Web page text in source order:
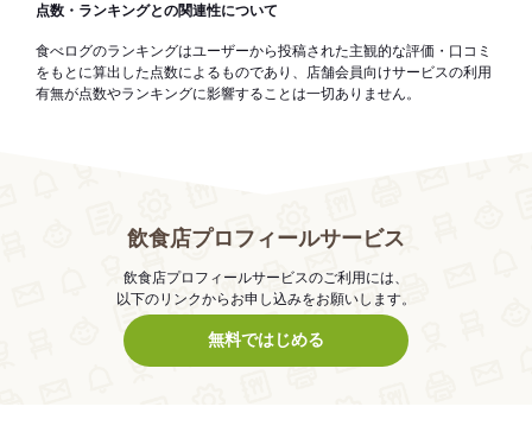
点数・ランキングとの関連性について
食べログのランキングはユーザーから投稿された主観的な評価・口コミ
をもとに算出した点数によるものであり、店舗会員向けサービスの利用
有無が点数やランキングに影響することは一切ありません。
飲食店プロフィールサービス
飲食店プロフィールサービスのご利用には、
以下のリンクからお申し込みをお願いします。
無料ではじめる